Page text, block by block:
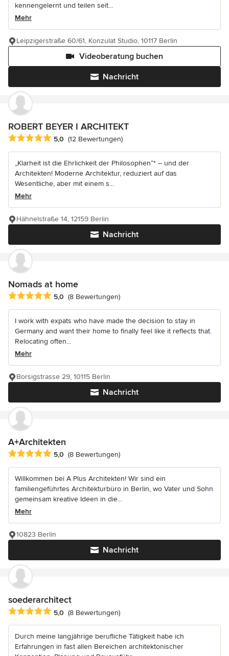
kennengelernt und teilen seit...
Mehr
Nachricht
Videoberatung buchen
Leipzigerstraße 60/61, Konzulat Studio, 10117 Berlin
ROBERT BEYER I ARCHITEKT
Durchschnittliche Bewertung: 5 von 5 Sternen
5,0 (12 Bewertungen)
„Klarheit ist die Ehrlichkeit der Philosophen“* – und der
Architekten! Moderne Architektur, reduziert auf das
Wesentliche, aber mit einem s...
Mehr
Nachricht
Hähnelstraße 14, 12159 Berlin
Nomads at home
Durchschnittliche Bewertung: 5 von 5 Sternen
5,0 (8 Bewertungen)
I work with expats who have made the decision to stay in
Germany and want their home to finally feel like it reflects that.
Relocating often...
Mehr
Nachricht
Borsigstrasse 29, 10115 Berlin
A+Architekten
Durchschnittliche Bewertung: 5 von 5 Sternen
5,0 (8 Bewertungen)
Willkommen bei A Plus Architekten! Wir sind ein
familiengeführtes Architekturbüro in Berlin, wo Vater und Sohn
gemeinsam kreative Ideen in die...
Mehr
Nachricht
10823 Berlin
soederarchitect
Durchschnittliche Bewertung: 5 von 5 Sternen
5,0 (8 Bewertungen)
Durch meine langjährige berufliche Tätigkeit habe ich
Erfahrungen in fast allen Bereichen architektonischer